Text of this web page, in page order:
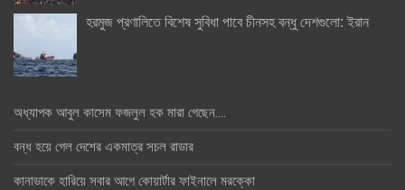
হরমুজ প্রণালিতে বিশেষ সুবিধা পাবে চীনসহ বন্ধু দেশগুলো: ইরান
অধ্যাপক আবুল কাসেম ফজলুল হক মারা গেছেন….
বন্ধ হয়ে গেল দেশের একমাত্র সচল রাডার
কানাডাকে হারিয়ে সবার আগে কোয়ার্টার ফাইনালে মরক্কো